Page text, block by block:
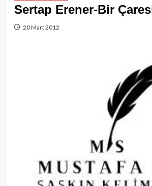
Sertap Erener-Bir
20 Mart 2012